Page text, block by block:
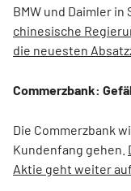
BMW und Daimler in
chinesische
die neuesten
Commerzbank:
Die Commerzbank
Kundenfang gehen.
Aktie geht weiter